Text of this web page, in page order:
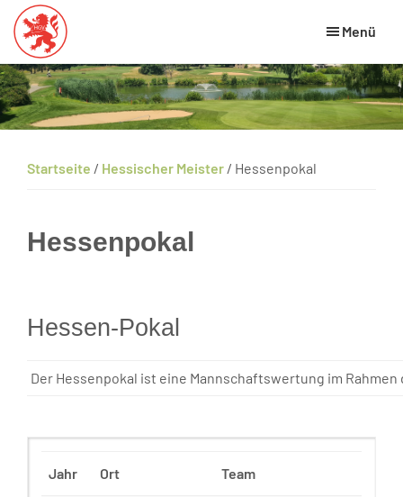
Skip
to
main
content
Zur
Hauptsidebar
springen
Zur
Fußzeile
springen
Hessischer
Golfverband
HGV
Website
Menü
Startseite / Hessischer Meister / Hessenpokal
Hessenpokal
Hessen-Pokal
Der Hessenpokal ist eine Mannschaftswertung im
Jahr Ort Team